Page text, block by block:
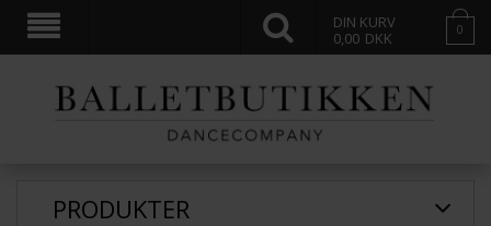
DIN KURV
0,00 DKK 0
PRODUKTER